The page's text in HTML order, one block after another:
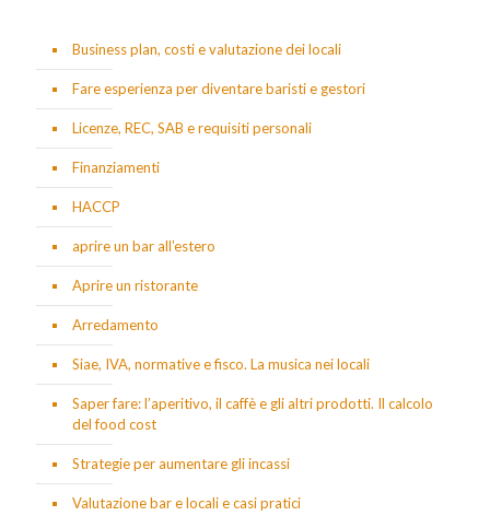
Business plan, costi e valutazione dei locali
Fare esperienza per diventare baristi e gestori
Licenze, REC, SAB e requisiti personali
Finanziamenti
HACCP
aprire un bar all’estero
Aprire un ristorante
Arredamento
Siae, IVA, normative e fisco. La musica nei locali
Saper fare: l’aperitivo, il caffè e gli altri prodotti. Il calcolo
del food cost
Strategie per aumentare gli incassi
Valutazione bar e locali e casi pratici